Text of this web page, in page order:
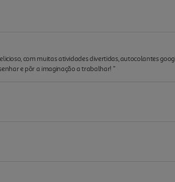
com muitas atividades divertidas, autocolantes
e pôr a imaginação a trabalhar! "